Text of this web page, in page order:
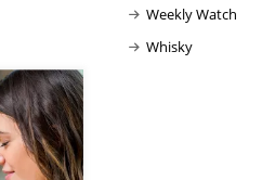
Weekly Watch
Whisky